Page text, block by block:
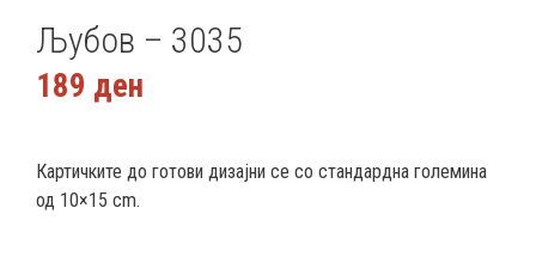
Љубов – 3035
189 ден
Картичките до готови дизајни се со стандардна големина
од 10×15 cm.